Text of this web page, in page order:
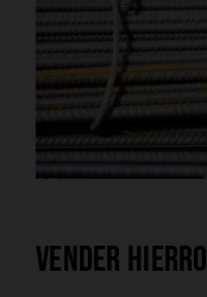
Vender hierro